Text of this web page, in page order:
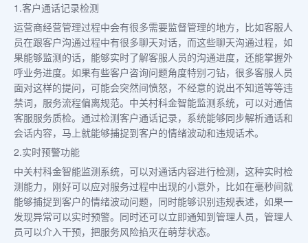
1.客户通话记录检测
运营商经营管理过程中会有很多需要监督管理的地方，比如客服人
员在跟客户沟通过程中有很多聊天对话，而这些聊天沟通过程，如
果能够监测的话，能够实时了解客服人员的沟通进度，还能掌握外
呼业务进度。如果有些客户咨询问题角度特别刁钻，很多客服人员
面对这样的提问，可能会突然间愤怒，不经意的说出不知道等等违
禁词，服务流程偏离规范。中关村科金智能监测系统，可以对通信
客服服务质检。通过检测客户通话记录，系统能够同步解析通话和
会话内容，马上就能够捕捉到客户的情绪波动和违规话术。
2.实时预警功能
中关村科金智能监测系统，可以对通话内容进行检测，这种实时检
测能力，刚好可以应对服务过程中出现的小意外，比如在毫秒间就
能够捕捉到客户的情绪波动问题，同时能够识别违规表述，如果一
发现异常可以实时预警。同时还可以立即通知到管理人员，管理人
员可以介入干预，把服务风险掐灭在萌芽状态。